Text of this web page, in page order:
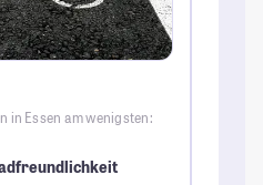
in Essen am wenigsten: